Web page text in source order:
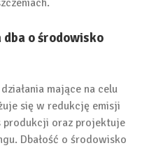
o środowisko
mające na celu
się w redukcję emisji
produkcji oraz projektuje
Dbałość o środowisko